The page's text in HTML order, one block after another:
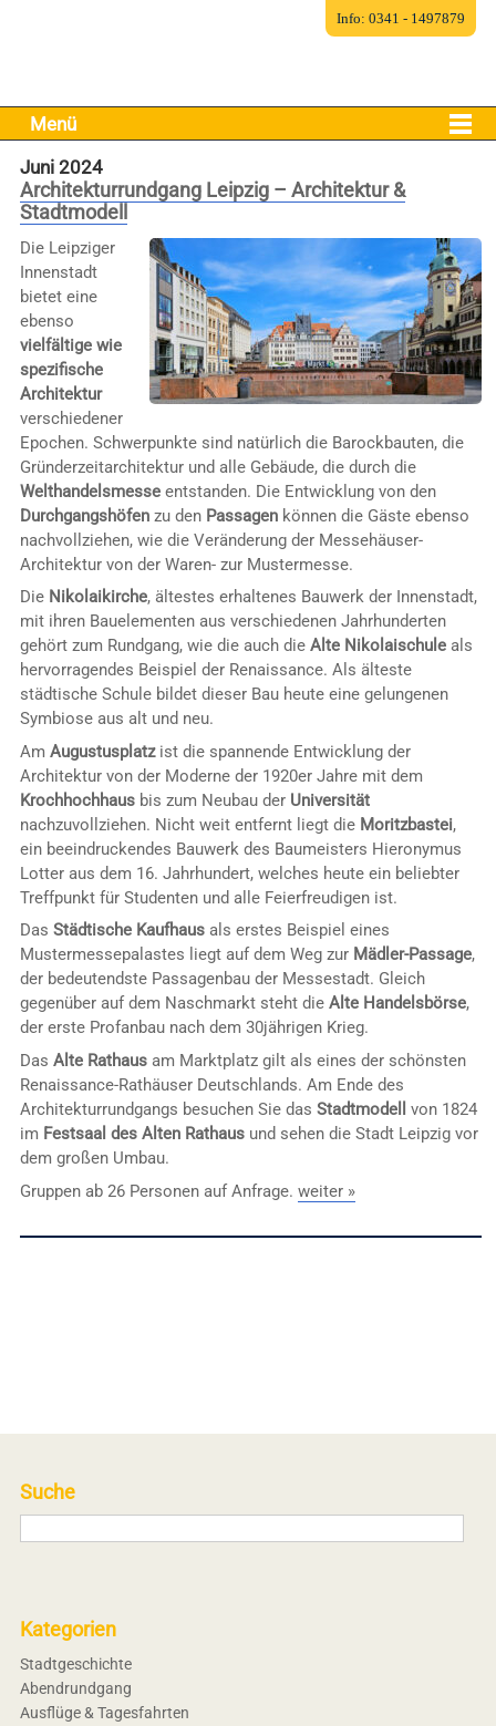
Menü
Juni 2024
Architekturrundgang Leipzig – Architektur &
Stadtmodell
Die Leipziger
Innenstadt
bietet eine
ebenso
vielfältige wie
spezifische
Architektur
verschiedener
Epochen. Schwerpunkte sind natürlich die Barockbauten, die
Gründerzeitarchitektur und alle Gebäude, die durch die
Welthandelsmesseentstanden. Die Entwicklung von den
Durchgangshöfenzu den Passagenkönnen die Gäste ebenso
nachvollziehen, wie die Veränderung der Messehäuser-
Architektur von der Waren- zur Mustermesse.
Die Nikolaikirche, ältestes erhaltenes Bauwerk der Innenstadt,
mit ihren Bauelementen aus verschiedenen Jahrhunderten
gehört zum Rundgang, wie die auch die Alte Nikolaischuleals
hervorragendes Beispiel der Renaissance. Als älteste
städtische Schule bildet dieser Bau heute eine gelungenen
Symbiose aus alt und neu.
Am Augustusplatzist die spannende Entwicklung der
Architektur von der Moderne der 1920er Jahre mit dem
Krochhochhausbis zum Neubau der Universität
nachzuvollziehen. Nicht weit entfernt liegt die Moritzbastei,
ein beeindruckendes Bauwerk des Baumeisters Hieronymus
Lotter aus dem 16. Jahrhundert, welches heute ein beliebter
Treffpunkt für Studenten und alle Feierfreudigen ist.
Das Städtische Kaufhausals erstes Beispiel eines
Mustermessepalastes liegt auf dem Weg zur Mädler-Passage,
der bedeutendste Passagenbau der Messestadt. Gleich
gegenüber auf dem Naschmarkt steht die Alte Handelsbörse,
der erste Profanbau nach dem 30jährigen Krieg.
Das Alte Rathausam Marktplatz gilt als eines der schönsten
Renaissance-Rathäuser Deutschlands. Am Ende des
Architekturrundgangs besuchen Sie das Stadtmodell
von 1824
im Festsaal des Alten Rathausund sehen die Stadt Leipzig vor
dem großen Umbau.
Gruppen ab 26 Personen auf Anfrage. weiter »
Suche
Kategorien
Stadtgeschichte
Abendrundgang
Ausflüge & Tagesfahrten
Info: 0341 - 1497879